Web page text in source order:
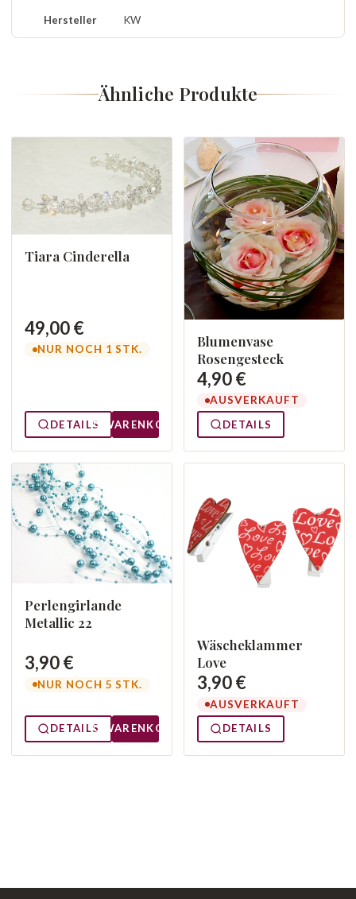
Hersteller KW
Ähnliche Produkte
Tiara Cinderella
49,00 €
NUR NOCH 1 STK.
DETAILS WARENKORB
Blumenvase
Rosengesteck
4,90 €
AUSVERKAUFT
DETAILS
Perlengirlande
Metallic 22
3,90 €
NUR NOCH 5 STK.
DETAILS WARENKORB
Wäscheklammer
Love
3,90 €
AUSVERKAUFT
DETAILS